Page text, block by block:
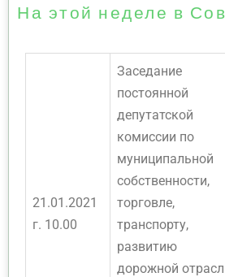
На этой неделе в
21.01.2021
г. 10.00
Заседание
постоянной
депутатской
комиссии по
муниципальной
собственности,
торговле,
транспорту,
развитию
дорожной